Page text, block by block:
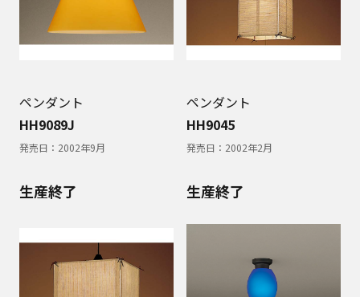
ペンダント
HH9089J
発売日： 2002年9月
ペンダント
HH9045
発売日： 2002年2月
生産終了 生産終了